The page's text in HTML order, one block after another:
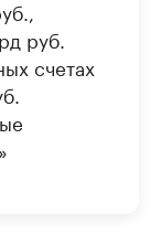
руб.
счетах